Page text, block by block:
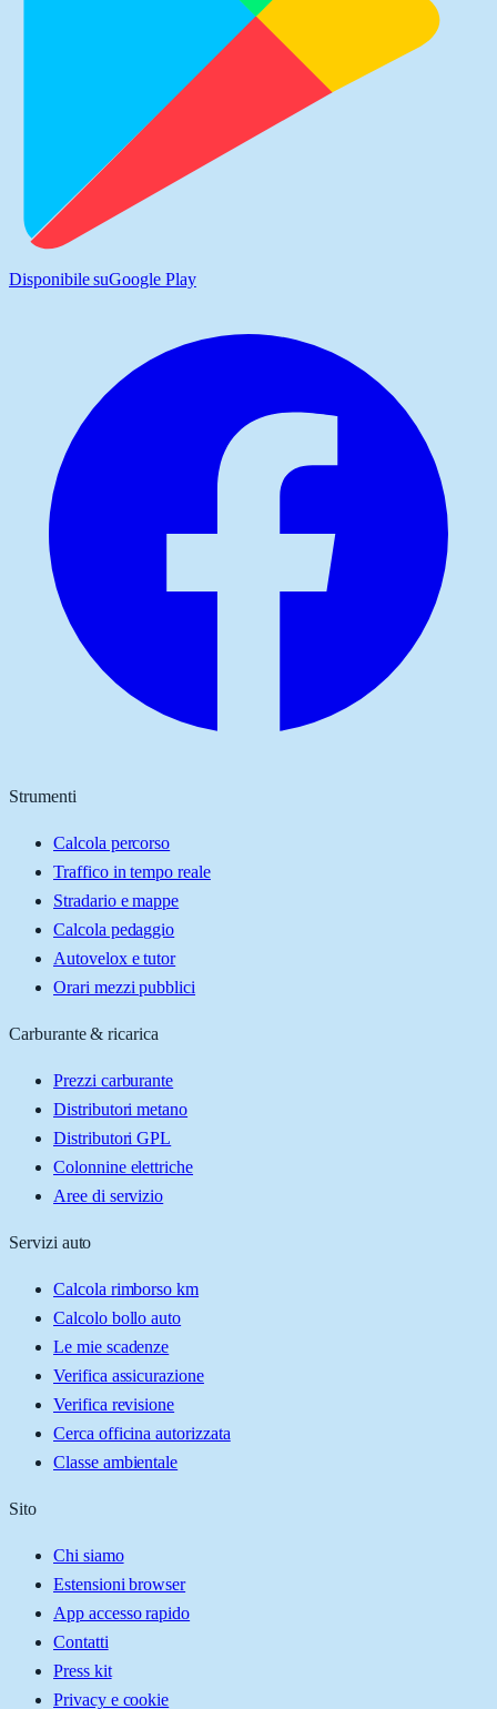
Disponibile suGoogle Play
Strumenti
Calcola percorso
Traffico in tempo reale
Stradario e mappe
Calcola pedaggio
Autovelox e tutor
Orari mezzi pubblici
Carburante & ricarica
Prezzi carburante
Distributori metano
Distributori GPL
Colonnine elettriche
Aree di servizio
Servizi auto
Calcola rimborso km
Calcolo bollo auto
Le mie scadenze
Verifica assicurazione
Verifica revisione
Cerca officina autorizzata
Classe ambientale
Sito
Chi siamo
Estensioni browser
App accesso rapido
Contatti
Press kit
Privacy e cookie